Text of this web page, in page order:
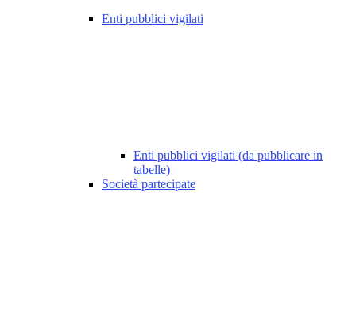
Enti pubblici vigilati
Enti pubblici vigilati (da pubblicare in
tabelle)
Società partecipate